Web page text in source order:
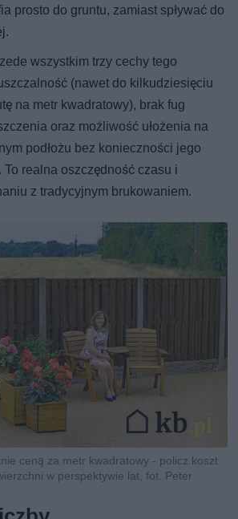
prosto do gruntu, zamiast spływać do
wszystkim trzy cechy tego
(nawet do kilkudziesięciu
na metr kwadratowy), brak fug
oraz możliwość ułożenia na
podłożu bez konieczności jego
To realna oszczędność czasu i
z tradycyjnym brukowaniem.
ceną za metr kwadratowy - policz koszt
w perspektywie lat, fot. Peter